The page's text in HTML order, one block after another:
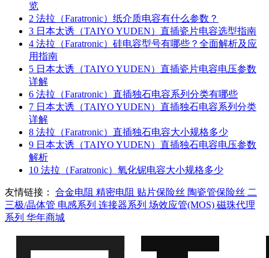
览
2 法拉（Faratronic）纸介质电容有什么参数？
3 日本太诱（TAIYO YUDEN）直插瓷片电容选型指南
4 法拉（Faratronic）硅电容型号有哪些？全面解析及应
用指南
5 日本太诱（TAIYO YUDEN）直插瓷片电容电压参数
详解
6 法拉（Faratronic）直插独石电容系列分类有哪些
7 日本太诱（TAIYO YUDEN）直插独石电容系列分类
详解
8 法拉（Faratronic）直插独石电容大小规格多少
9 日本太诱（TAIYO YUDEN）直插独石电容电压参数
解析
10 法拉（Faratronic）氧化铌电容大小规格多少
友情链接： 合金电阻 精密电阻 贴片保险丝 陶瓷管保险丝 二
三极/晶体管 电感系列 连接器系列 场效应管(MOS) 磁珠代理
系列 华年商城